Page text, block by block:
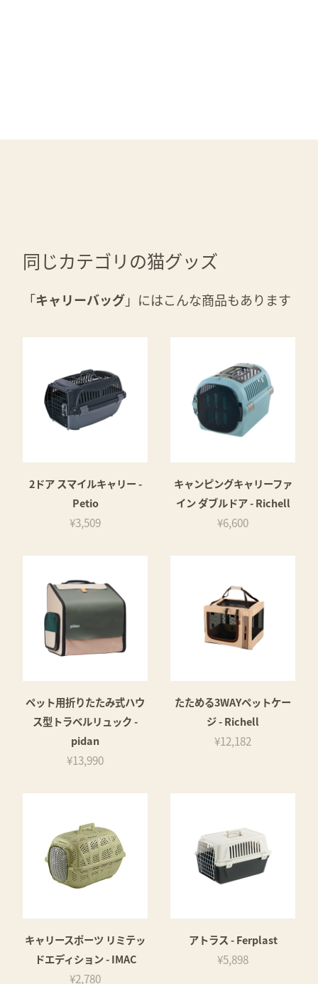
同じカテゴリの猫グッズ
「キャリーバッグ」にはこんな商品もあります
2ドア スマイルキャリー -
Petio
¥3,509
キャンピングキャリーファ
イン ダブルドア - Richell
¥6,600
ペット用折りたたみ式ハウ
ス型トラベルリュック -
pidan
¥13,990
たためる3WAYペットケー
ジ - Richell
¥12,182
キャリースポーツ リミテッ
ドエディション - IMAC
¥2,780
アトラス - Ferplast
¥5,898